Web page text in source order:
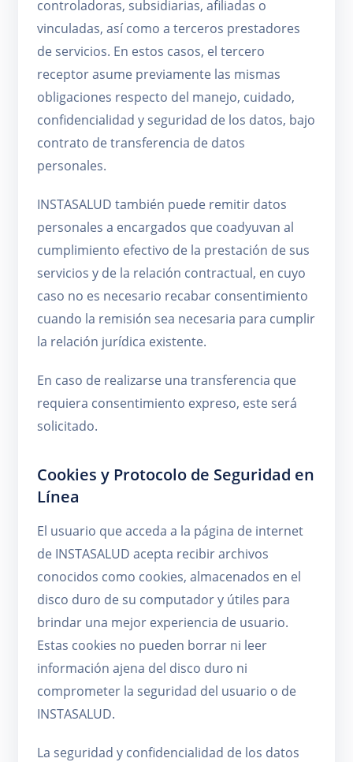
controladoras, subsidiarias, afiliadas o
vinculadas, así como a terceros prestadores
de servicios. En estos casos, el tercero
receptor asume previamente las mismas
obligaciones respecto del manejo, cuidado,
confidencialidad y seguridad de los datos, bajo
contrato de transferencia de datos
personales.
INSTASALUD también puede remitir datos
personales a encargados que coadyuvan al
cumplimiento efectivo de la prestación de sus
servicios y de la relación contractual, en cuyo
caso no es necesario recabar consentimiento
cuando la remisión sea necesaria para cumplir
la relación jurídica existente.
En caso de realizarse una transferencia que
requiera consentimiento expreso, este será
solicitado.
Cookies y Protocolo de Seguridad en
Línea
El usuario que acceda a la página de internet
de INSTASALUD acepta recibir archivos
conocidos como cookies, almacenados en el
disco duro de su computador y útiles para
brindar una mejor experiencia de usuario.
Estas cookies no pueden borrar ni leer
información ajena del disco duro ni
comprometer la seguridad del usuario o de
INSTASALUD.
La seguridad y confidencialidad de los datos